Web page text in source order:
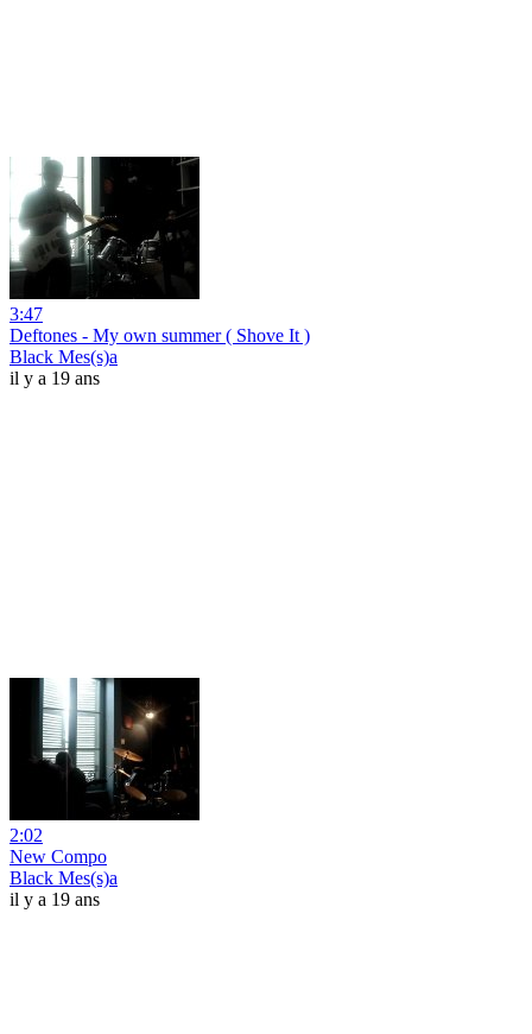
3:47
Deftones - My own summer ( Shove It )
Black Mes(s)a
il y a 19 ans
2:02
New Compo
Black Mes(s)a
il y a 19 ans